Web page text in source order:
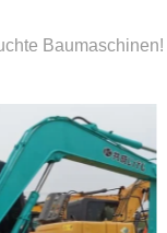
Baumaschinen!